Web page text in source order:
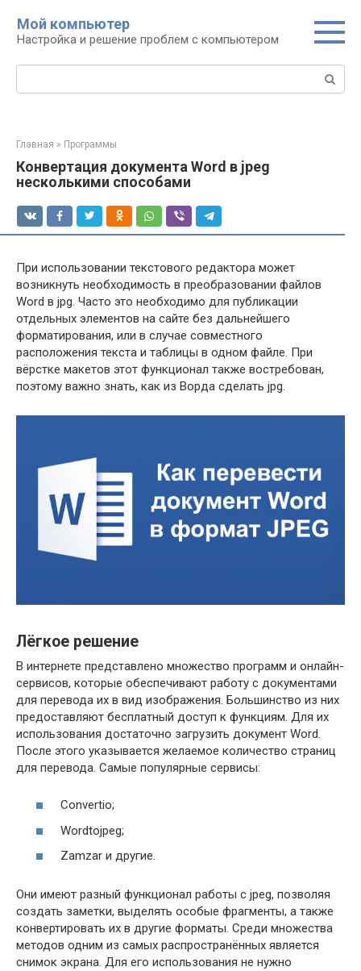
контенту
Мой компьютер
Настройка и решение проблем с компьютером
Поиск:
Главная » Программы
Конвертация документа Word в jpeg
несколькими способами
При использовании текстового редактора может
возникнуть необходимость в преобразовании файлов
Word в jpg. Часто это необходимо для публикации
отдельных элементов на сайте без дальнейшего
форматирования, или в случае совместного
расположения текста и таблицы в одном файле. При
вёрстке макетов этот функционал также востребован,
поэтому важно знать, как из Ворда сделать jpg.
Лёгкое решение
В интернете представлено множество программ и онлайн-
сервисов, которые обеспечивают работу с документами
для перевода их в вид изображения. Большинство из них
предоставляют бесплатный доступ к функциям. Для их
использования достаточно загрузить документ Word.
После этого указывается желаемое количество страниц
для перевода. Самые популярные сервисы:
Convertio;
Wordtojpeg;
Zamzar и другие.
Они имеют разный функционал работы с jpeg, позволяя
создать заметки, выделять особые фрагменты, а также
конвертировать их в другие форматы. Среди множества
методов одним из самых распространённых является
снимок экрана. Для его использования не нужно